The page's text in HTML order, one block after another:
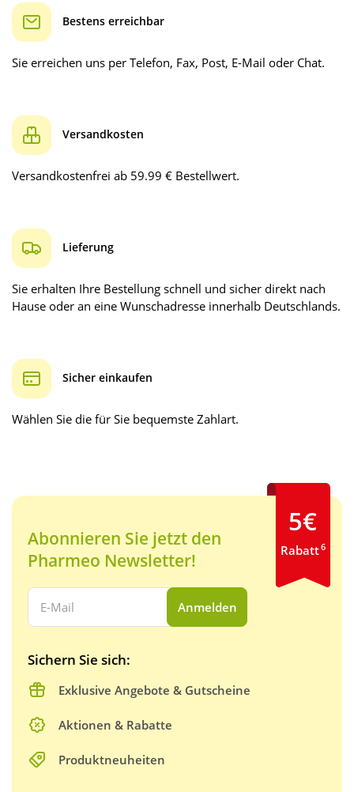
Bestens erreichbar
Sie erreichen uns per Telefon, Fax, Post, E-Mail oder Chat.
Versandkosten
Versandkostenfrei ab 59.99 € Bestellwert.
Lieferung
Sie erhalten Ihre Bestellung schnell und sicher direkt nach
Hause oder an eine Wunschadresse innerhalb Deutschlands.
Sicher einkaufen
Wählen Sie die für Sie bequemste Zahlart.
Abonnieren Sie jetzt den
Pharmeo Newsletter!
Ihre E-Mail Adresse:
Anmelden
Sichern Sie sich:
Exklusive Angebote & Gutscheine
Aktionen & Rabatte
Produktneuheiten
5€
Rabatt6